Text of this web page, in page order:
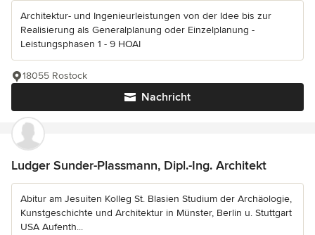
Architektur- und Ingenieurleistungen von der Idee bis zur
Realisierung als Generalplanung oder Einzelplanung -
Leistungsphasen 1 - 9 HOAI
Nachricht
18055 Rostock
Ludger Sunder-Plassmann, Dipl.-Ing. Architekt
Abitur am Jesuiten Kolleg St. Blasien Studium der Archäologie,
Kunstgeschichte und Architektur in Münster, Berlin u. Stuttgart
USA Aufenth...